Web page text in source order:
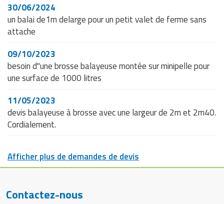
30/06/2024
un balai de1m delarge pour un petit valet de ferme sans
attache
09/10/2023
besoin d"une brosse balayeuse montée sur minipelle pour
une surface de 1000 litres
11/05/2023
devis balayeuse à brosse avec une largeur de 2m et 2m40.
Cordialement.
Afficher plus de demandes de devis
Contactez-nous